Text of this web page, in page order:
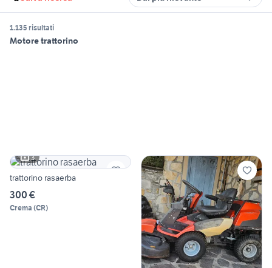
1.135 risultati
Motore trattorino
3
trattorino rasaerba
300 €
Crema (CR)